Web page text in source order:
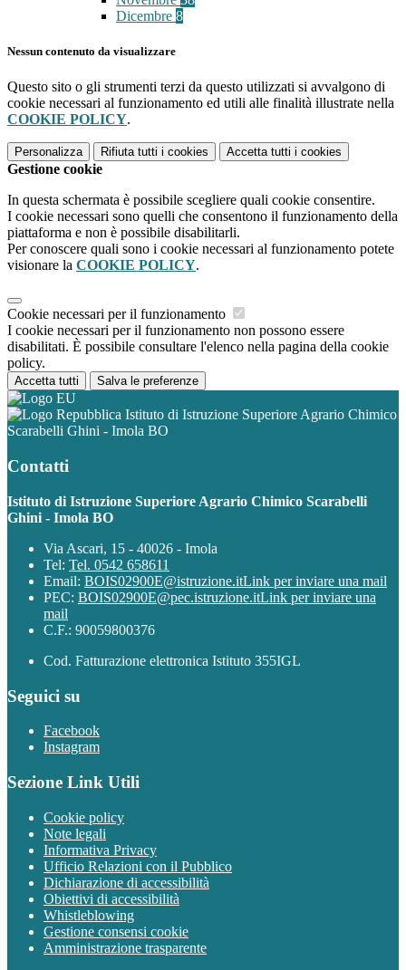
Dicembre 8
Nessun contenuto da visualizzare
Questo sito o gli strumenti terzi da questo utilizzati si avvalgono di
cookie necessari al funzionamento ed utili alle finalità illustrate nella
COOKIE POLICY.
Personalizza Rifiuta tutti i cookies Accetta tutti i cookies
Gestione cookie
In questa schermata è possibile scegliere quali cookie consentire.
I cookie necessari sono quelli che consentono il funzionamento della
piattaforma e non è possibile disabilitarli.
Per conoscere quali sono i cookie necessari al funzionamento potete
visionare la COOKIE POLICY.
Cookie necessari per il funzionamento
I cookie necessari per il funzionamento non possono essere
disabilitati. È possibile consultare l'elenco nella pagina della cookie
policy.
Accetta tutti Salva le preferenze
Istituto di Istruzione Superiore Agrario Chimico
Scarabelli Ghini - Imola BO
Contatti
Istituto di Istruzione Superiore Agrario Chimico Scarabelli
Ghini - Imola BO
Via Ascari, 15 - 40026 - Imola
Tel: Tel. 0542 658611
Email: BOIS02900E@istruzione.itLink per inviare una mail
PEC: BOIS02900E@pec.istruzione.itLink per inviare una
mail
C.F.: 90059800376
Cod. Fatturazione elettronica Istituto 355IGL
Seguici su
Facebook
Instagram
Sezione Link Utili
Cookie policy
Note legali
Informativa Privacy
Ufficio Relazioni con il Pubblico
Dichiarazione di accessibilità
Obiettivi di accessibilità
Whistleblowing
Gestione consensi cookie
Amministrazione trasparente